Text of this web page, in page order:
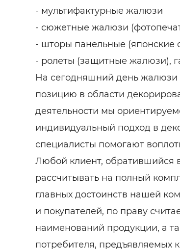
- мультифактурные жалюзи
- сюжетные жалюзи
- шторы панельные (японские
- ролеты (защитные жалюзи),
На сегодняшний день
позицию в области
деятельности мы
индивидуальный подход в
специалисты помогают
Любой клиент,
рассчитывать на полный
главных достоинств нашей
и покупателей, по праву
наименований продукции, а
потребителя, предъявляемых